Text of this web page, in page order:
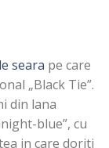
seara pe care
„Black Tie”.
din lana
blue”, cu
in care doriti